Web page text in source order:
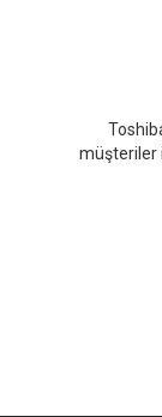
müşteriler